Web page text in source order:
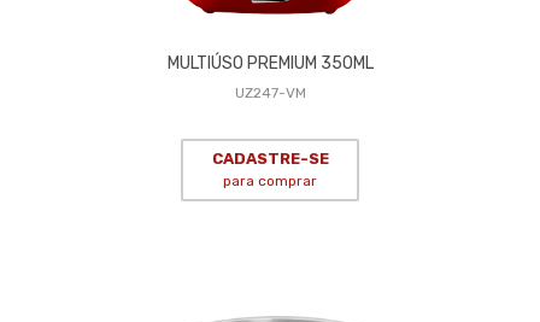
MULTIÚSO PREMIUM 350ML
UZ247-VM
CADASTRE-SE
para comprar